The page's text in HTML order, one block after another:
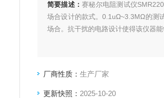
简要描述：赛秘尔电阻测试仪
场合设计的款式。0.1uΩ~3.3MΩ的测
场合。抗干扰的电路设计使得该仪器
厂商性质： 生产厂家
更新快照： 2025-10-20